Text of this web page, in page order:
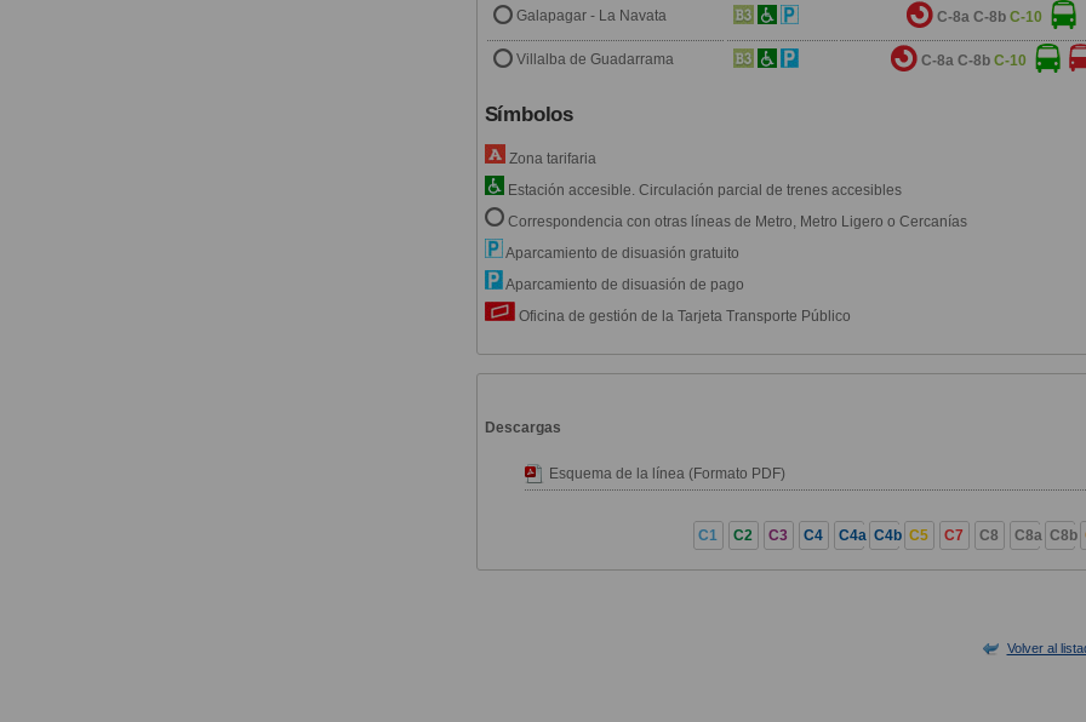
Galapagar - La Navata C-8a C-8b C-10
Villalba de Guadarrama C-8a C-8b C-10
Símbolos
Zona tarifaria
Estación accesible. Circulación parcial de trenes accesibles
Correspondencia con otras líneas de Metro, Metro Ligero o Cercanías
Aparcamiento de disuasión gratuito
Aparcamiento de disuasión de pago
Oficina de gestión de la Tarjeta Transporte Público
Descargas
Esquema de la línea (Formato PDF)
C1 C2 C3 C4 C4a C4b C5 C7 C8 C8a C8b
Volver al